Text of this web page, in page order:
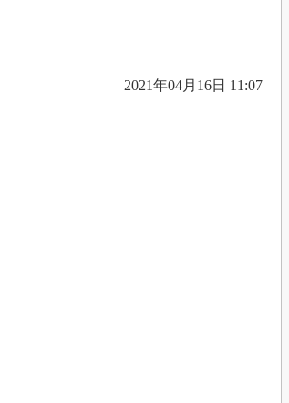
2021年04月16日 11:07